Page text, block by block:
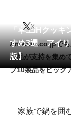
ペット
工具・DIY
生活家電
腕時計
「卓上IHクッキ
すめ3選 アイリ
版】
X
Amazon.co.jpでも
製品が支持を集め
プ10製品をピック
家族で鍋を囲